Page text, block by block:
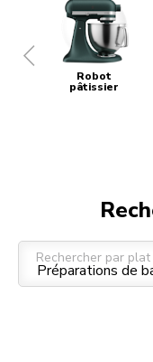
Robot
pâtissier
Préparations de base
Apéritif (sauces froides,
Entrées (froides et chaudes)
Plat principal (viande, volaille,
Petit déjeuner / brunch
Rechercher par plat